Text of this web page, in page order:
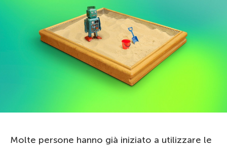
Molte persone hanno già iniziato a utilizzare le